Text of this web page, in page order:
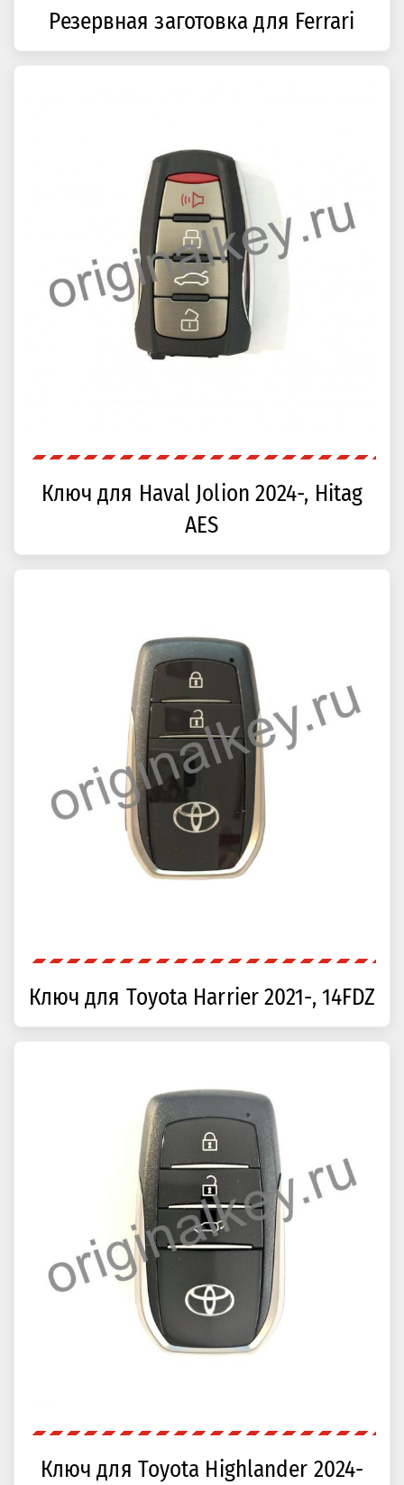
Резервная заготовка для Ferrari
Ключ для Haval Jolion 2024-, Hitag
AES
Ключ для Toyota Harrier 2021-, 14FDZ
Ключ для Toyota Highlander 2024-